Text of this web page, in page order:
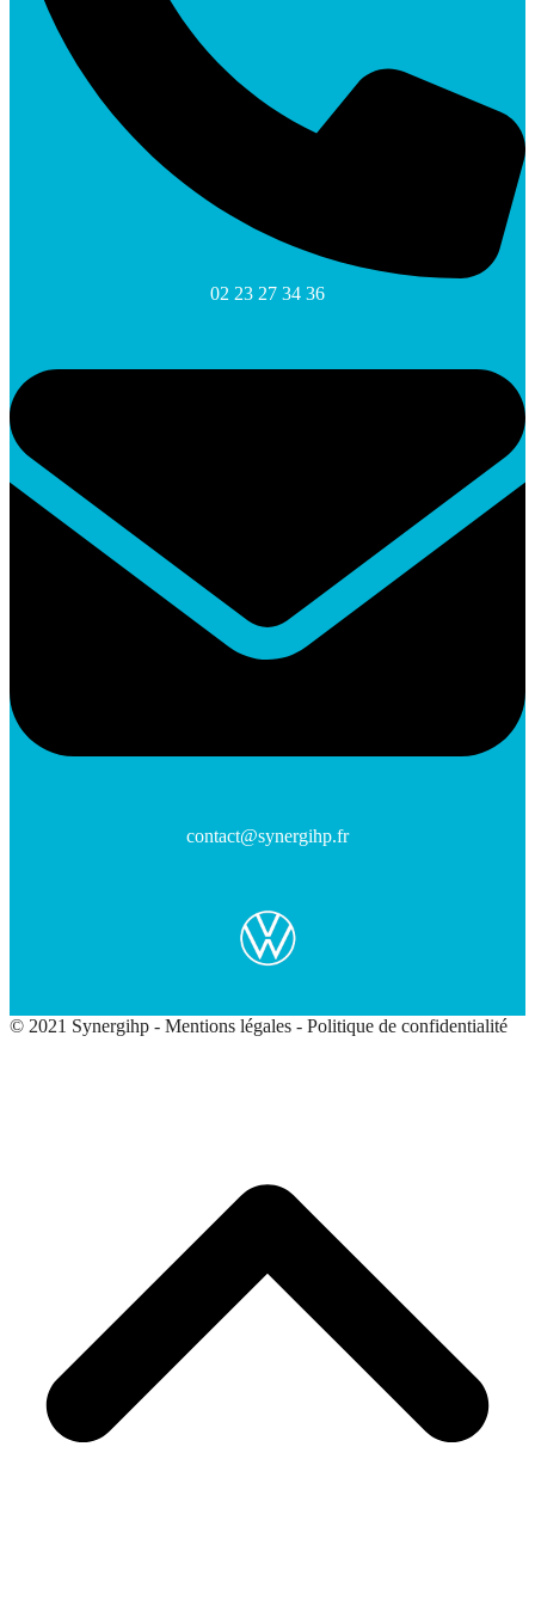
02 23 27 34 36
contact@synergihp.fr
© 2021 Synergihp - Mentions légales - Politique de confidentialité